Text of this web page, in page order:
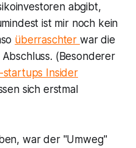
abgibt,
ist mir noch kein
überraschter war die
(Besonderer
Insider
sich erstmal
war der "Umweg"